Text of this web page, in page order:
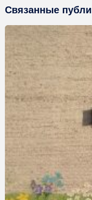
Связанные